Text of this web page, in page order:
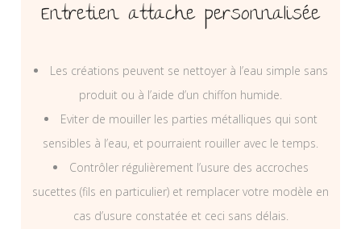
Entretien attache personnalisée
Les créations peuvent se nettoyer à l’eau simple sans
produit ou à l’aide d’un chiffon humide.
Eviter de mouiller les parties métalliques qui sont
sensibles à l’eau, et pourraient rouiller avec le temps.
Contrôler régulièrement l’usure des accroches
sucettes (fils en particulier) et remplacer votre modèle en
cas d’usure constatée et ceci sans délais.